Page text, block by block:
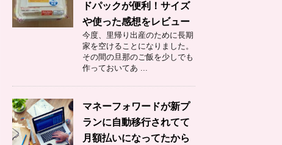
ドパックが便利！サイズ
や使った感想をレビュー
今度、里帰り出産のために長期
家を空けることになりました。
その間の旦那のご飯を少しでも
作っておいてあ ...
マネーフォワードが新プ
ランに自動移行されてて
月額払いになってたから